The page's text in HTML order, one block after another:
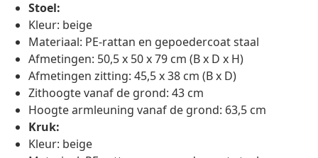
Stoel:
Kleur: beige
Materiaal: PE-rattan en gepoedercoat staal
Afmetingen: 50,5 x 50 x 79 cm (B x D x H)
Afmetingen zitting: 45,5 x 38 cm (B x D)
Zithoogte vanaf de grond: 43 cm
Hoogte armleuning vanaf de grond: 63,5 cm
Kruk:
Kleur: beige